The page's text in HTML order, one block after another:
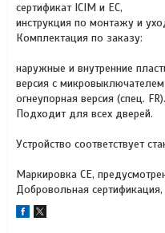
сертификат ICIM и ЕС,
инструкция по монтажу и
Комплектация по заказу:
наружные и внутренние
версия с микровыключателем
огнеупорная версия (спец. FR).
Подходит для всех дверей.
Устройство соответствует
Маркировка СЕ,
Добровольная